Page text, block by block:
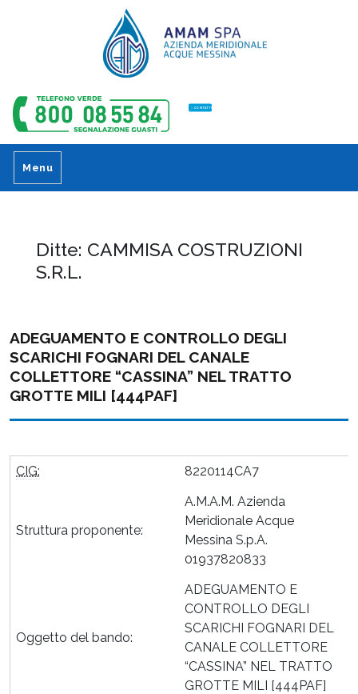
CONTATTI
Menu
Ditte: CAMMISA COSTRUZIONI
S.R.L.
ADEGUAMENTO E CONTROLLO DEGLI
SCARICHI FOGNARI DEL CANALE
COLLETTORE “CASSINA” NEL TRATTO
GROTTE MILI [444PAF]
CIG: 8220114CA7
Struttura proponente:
A.M.A.M. Azienda
Meridionale Acque
Messina S.p.A.
01937820833
Oggetto del bando:
ADEGUAMENTO E
CONTROLLO DEGLI
SCARICHI FOGNARI DEL
CANALE COLLETTORE
“CASSINA” NEL TRATTO
GROTTE MILI [444PAF]